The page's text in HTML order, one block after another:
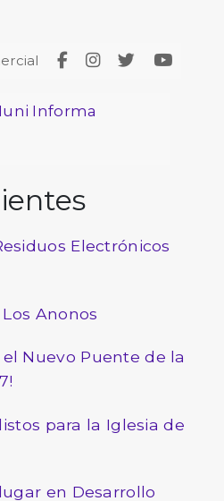
Informa
Electrónicos
Anonos
el Nuevo Puente de la
para la Iglesia de
en Desarrollo